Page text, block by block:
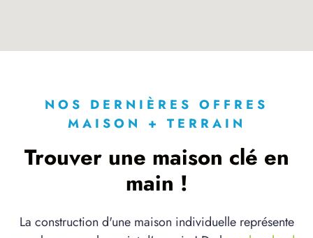
NOS DERNIÈRES OFFRES
MAISON + TERRAIN
Trouver une maison clé en
main !
La construction d'une maison individuelle représente